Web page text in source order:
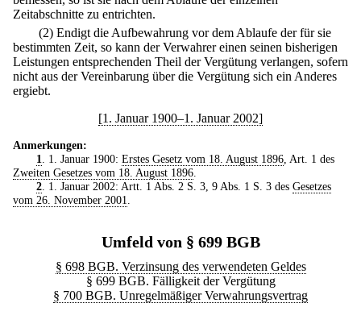
Zeitabschnitte zu entrichten.
(2) Endigt die Aufbewahrung vor dem Ablaufe der für sie
bestimmten Zeit, so kann der Verwahrer einen seinen bisherigen
Leistungen entsprechenden Theil der Vergütung verlangen, sofern
nicht aus der Vereinbarung über die Vergütung sich ein Anderes
ergiebt.
[1. Januar 1900–1. Januar 2002]
Anmerkungen:
1. 1. Januar 1900: Erstes Gesetz vom 18. August 1896, Art. 1 des
Zweiten Gesetzes vom 18. August 1896.
2. 1. Januar 2002: Artt. 1 Abs. 2 S. 3, 9 Abs. 1 S. 3 des Gesetzes
vom 26. November 2001.
Umfeld von § 699 BGB
§ 698 BGB. Verzinsung des verwendeten Geldes
§ 699 BGB. Fälligkeit der Vergütung
§ 700 BGB. Unregelmäßiger Verwahrungsvertrag